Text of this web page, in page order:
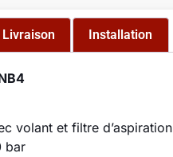
Livraison Installation
volant et filtre d’aspiration
bar